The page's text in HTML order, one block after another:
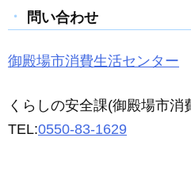
問い合わせ
御殿場市消費生活センター
くらしの安全課(御殿場市消
TEL:0550-83-1629